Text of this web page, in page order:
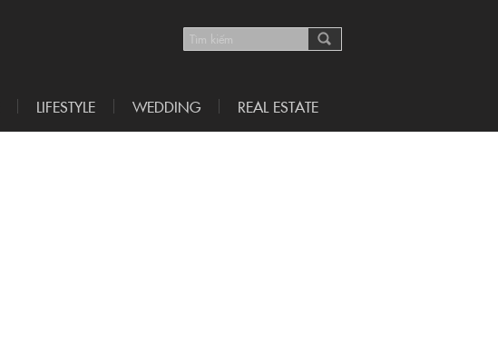
LIFESTYLE WEDDING REAL ESTATE